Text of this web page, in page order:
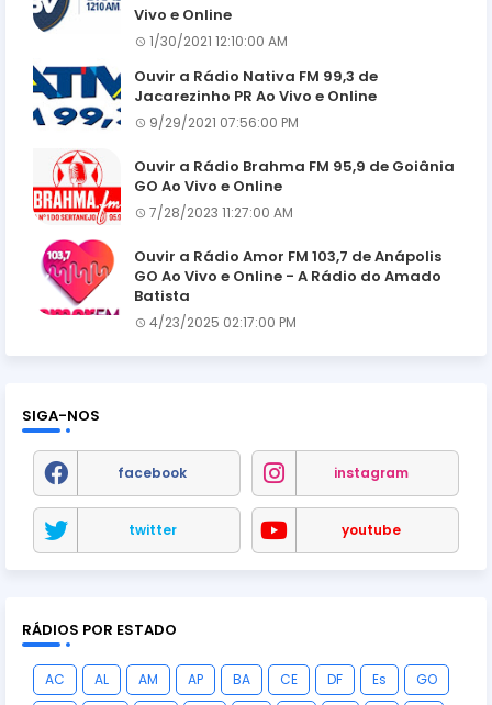
Vivo e Online
1/30/2021 12:10:00 AM
Ouvir a Rádio Nativa FM 99,3 de
Jacarezinho PR Ao Vivo e Online
9/29/2021 07:56:00 PM
Ouvir a Rádio Brahma FM 95,9 de Goiânia
GO Ao Vivo e Online
7/28/2023 11:27:00 AM
Ouvir a Rádio Amor FM 103,7 de Anápolis
GO Ao Vivo e Online - A Rádio do Amado
Batista
4/23/2025 02:17:00 PM
SIGA-NOS
facebook instagram
twitter youtube
RÁDIOS POR ESTADO
AC AL AM AP BA CE DF Es
GO